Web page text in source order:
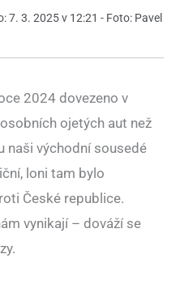
7. 3. 2025 v 12:21 - Foto: Pavel
2024 dovezeno v
ojetých aut než
naši východní sousedé
loni tam bylo
České republice.
vynikají – dováží se